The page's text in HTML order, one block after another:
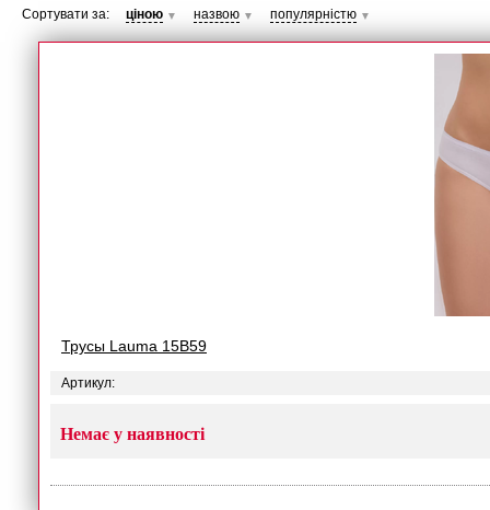
Сортувати за: ціною ▼ назвою ▼ популярністю ▼
Трусы Lauma 15B59
Артикул:
Немає у наявності